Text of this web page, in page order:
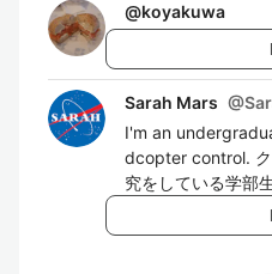
@koyakuwa
Sarah Mars @
I'm an
dcopter control.
究をしている学部